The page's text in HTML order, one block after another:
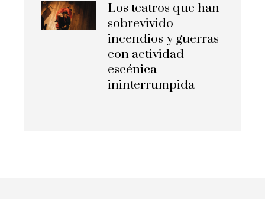
Los teatros que han
sobrevivido
incendios y guerras
con actividad
escénica
ininterrumpida